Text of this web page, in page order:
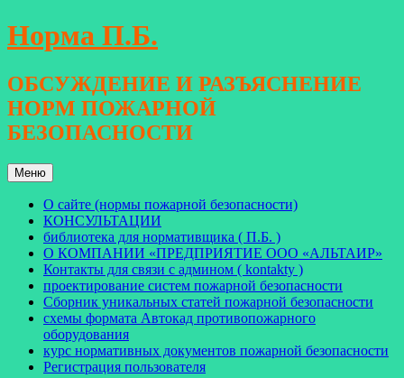
Перейти
к
Норма П.Б.
ОБСУЖДЕНИЕ И РАЗЪЯСНЕНИЕ
НОРМ ПОЖАРНОЙ
БЕЗОПАСНОСТИ
Меню
О сайте (нормы пожарной безопасности)
КОНСУЛЬТАЦИИ
библиотека для нормативщика ( П.Б. )
О КОМПАНИИ «ПРЕДПРИЯТИЕ ООО «АЛЬТАИР»
Контакты для связи с админом ( kontakty )
проектирование систем пожарной безопасности
Сборник уникальных статей пожарной безопасности
схемы формата Автокад противопожарного
оборудования
курс нормативных документов пожарной безопасности
Регистрация пользователя